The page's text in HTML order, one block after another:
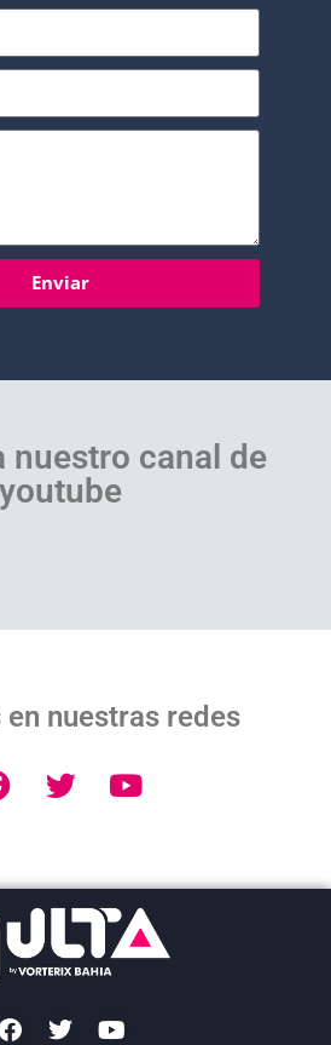
Enviar
nuestro canal de
youtube
en nuestras redes